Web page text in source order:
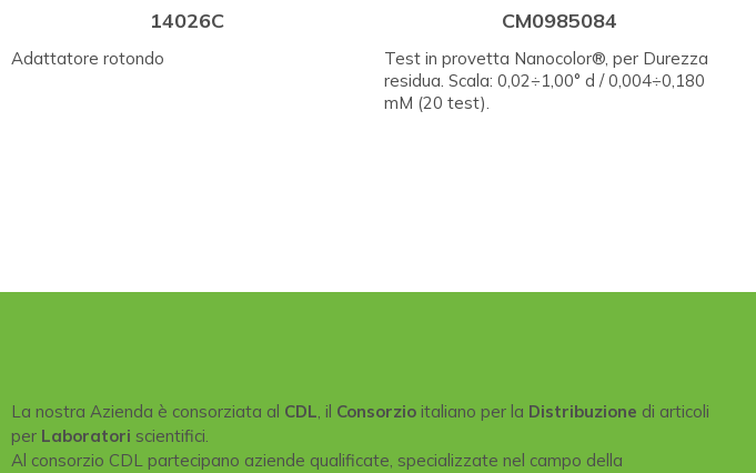
14026C
Adattatore rotondo
CM0985084
Test in provetta Nanocolor®, per Durezza
residua. Scala: 0,02÷1,00° d / 0,004÷0,180
mM (20 test).
La nostra Azienda è consorziata al CDL, il Consorzio italiano per la Distribuzione di articoli
per Laboratori scientifici.
Al consorzio CDL partecipano aziende qualificate, specializzate nel campo della